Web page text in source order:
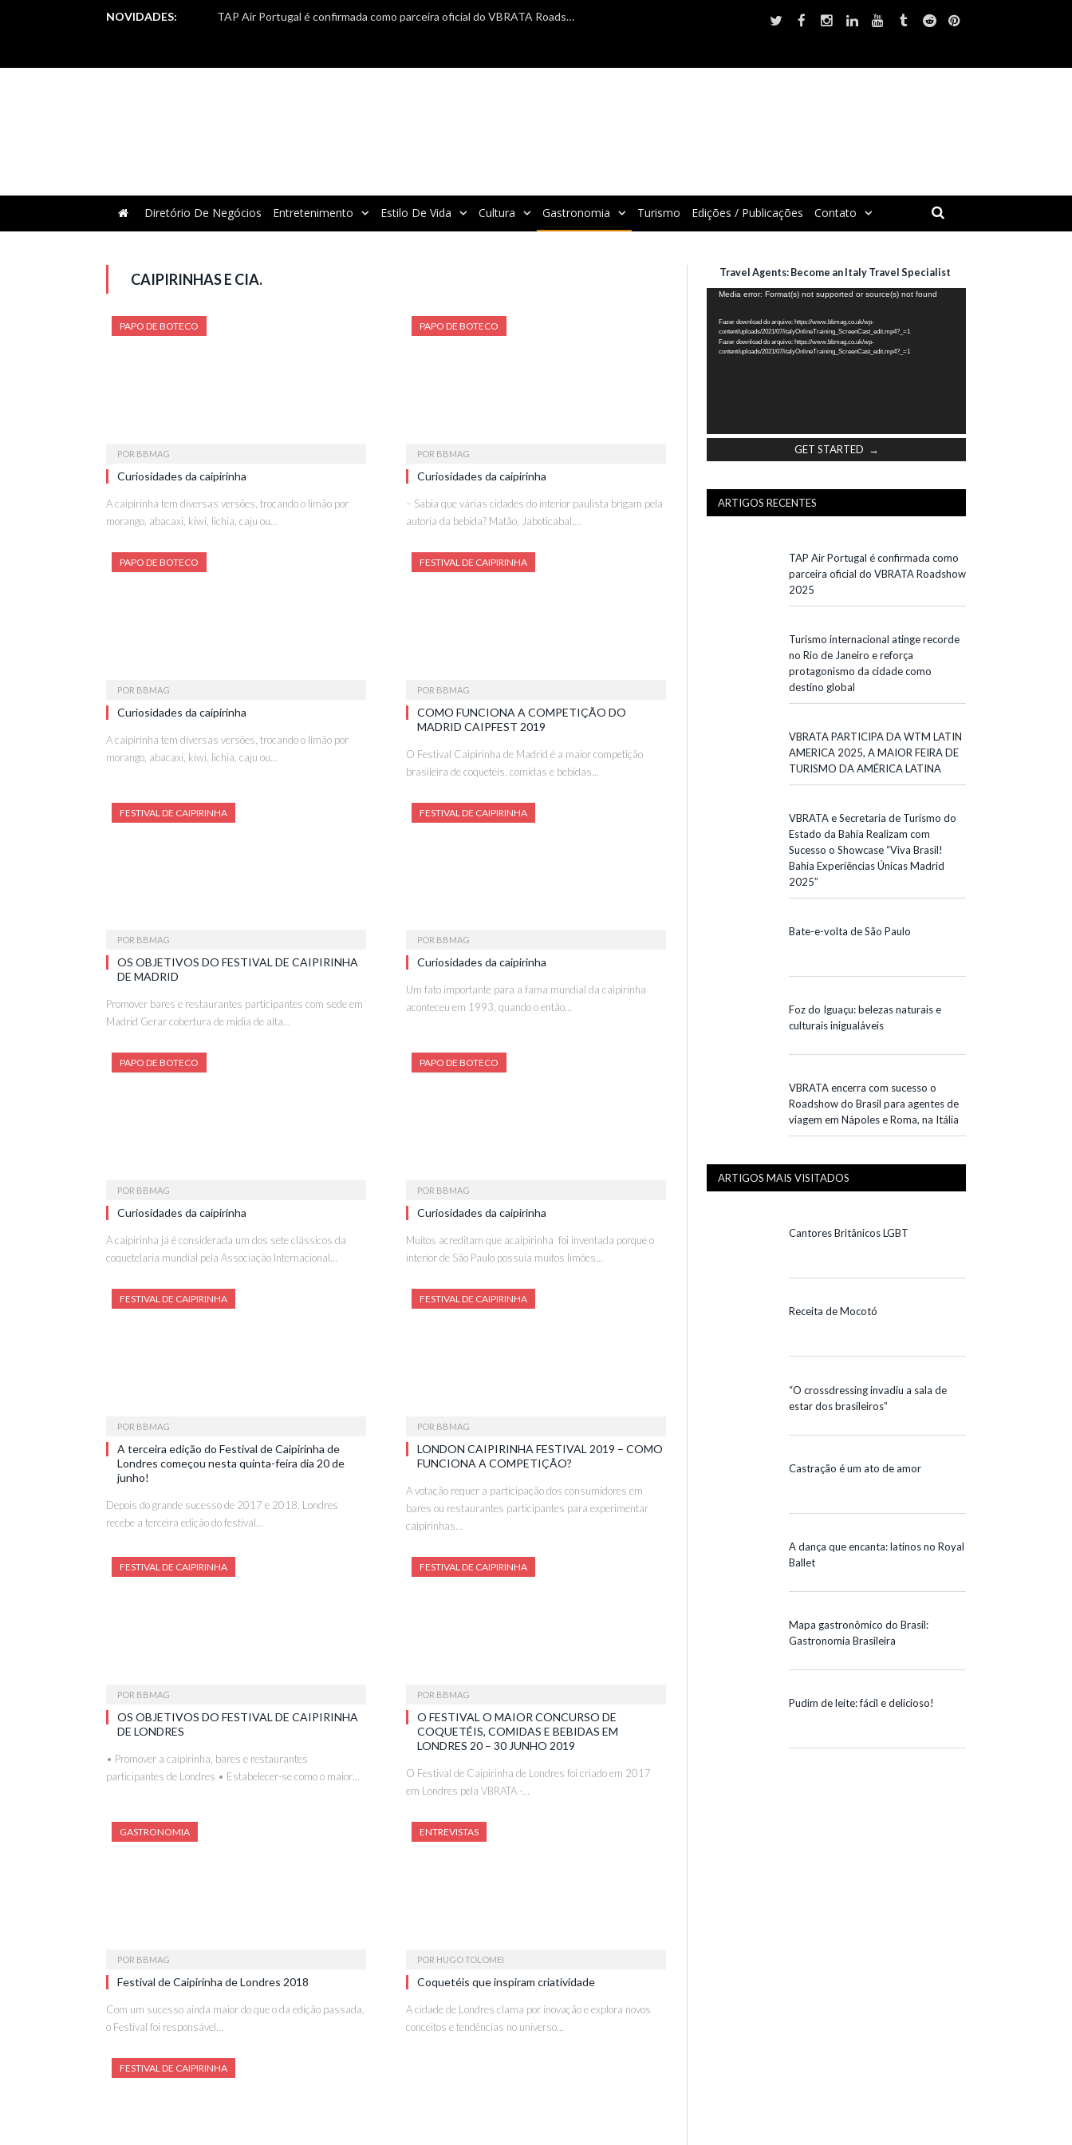
NOVIDADES: TAP Air Portugal é confirmada como parceira oficial do VBRATA Roadshow 2025
Diretório De Negócios Entretenimento Estilo De Vida Cultura Gastronomia Turismo Edições / Publicações Contato
CAIPIRINHAS E CIA.
PAPO DE BOTECO
POR BBMAG
Curiosidades da caipirinha
A caipirinha tem diversas versões, trocando o limão por
morango, abacaxi, kiwi, lichia, caju ou…
PAPO DE BOTECO
POR BBMAG
Curiosidades da caipirinha
– Sabia que várias cidades do interior paulista brigam pela
autoria da bebida? Matão, Jaboticabal,…
PAPO DE BOTECO
POR BBMAG
Curiosidades da caipirinha
A caipirinha tem diversas versões, trocando o limão por
morango, abacaxi, kiwi, lichia, caju ou…
FESTIVAL DE CAIPIRINHA
POR BBMAG
COMO FUNCIONA A COMPETIÇÃO DO
MADRID CAIPFEST 2019
O Festival Caipirinha de Madrid é a maior competição
brasileira de coquetéis, comidas e bebidas…
FESTIVAL DE CAIPIRINHA
POR BBMAG
OS OBJETIVOS DO FESTIVAL DE CAIPIRINHA
DE MADRID
Promover bares e restaurantes participantes com sede em
Madrid Gerar cobertura de mídia de alta…
FESTIVAL DE CAIPIRINHA
POR BBMAG
Curiosidades da caipirinha
Um fato importante para a fama mundial da caipirinha
aconteceu em 1993, quando o então…
PAPO DE BOTECO
POR BBMAG
Curiosidades da caipirinha
A caipirinha já é considerada um dos sete clássicos da
coquetelaria mundial pela Associação Internacional…
PAPO DE BOTECO
POR BBMAG
Curiosidades da caipirinha
Muitos acreditam que acaipirinha foi inventada porque o
interior de São Paulo possuía muitos limões…
FESTIVAL DE CAIPIRINHA
POR BBMAG
A terceira edição do Festival de Caipirinha de
Londres começou nesta quinta-feira dia 20 de
junho!
Depois do grande sucesso de 2017 e 2018, Londres
recebe a terceira edição do festival…
FESTIVAL DE CAIPIRINHA
POR BBMAG
LONDON CAIPIRINHA FESTIVAL 2019 – COMO
FUNCIONA A COMPETIÇÃO?
A votação requer a participação dos consumidores em
bares ou restaurantes participantes para experimentar
caipirinhas…
FESTIVAL DE CAIPIRINHA
POR BBMAG
OS OBJETIVOS DO FESTIVAL DE CAIPIRINHA
DE LONDRES
• Promover a caipirinha, bares e restaurantes
participantes de Londres • Estabelecer-se como o maior…
FESTIVAL DE CAIPIRINHA
POR BBMAG
O FESTIVAL O MAIOR CONCURSO DE
COQUETÉIS, COMIDAS E BEBIDAS EM
LONDRES 20 – 30 JUNHO 2019
O Festival de Caipirinha de Londres foi criado em 2017
em Londres pela VBRATA -…
GASTRONOMIA
POR BBMAG
Festival de Caipirinha de Londres 2018
Com um sucesso ainda maior do que o da edição passada,
o Festival foi responsável…
ENTREVISTAS
POR HUGO TOLOMEI
Coquetéis que inspiram criatividade
A cidade de Londres clama por inovação e explora novos
conceitos e tendências no universo…
FESTIVAL DE CAIPIRINHA
Travel Agents: Become an Italy Travel Specialist
Tocador
vídeo
Media error: Format(s) not supported or source(s) not found
Fazer download do arquivo: https://www.bbmag.co.uk/wp-
content/uploads/2021/07/italyOnlineTraining_ScreenCast_edit.mp4?_=1
Fazer download do arquivo: https://www.bbmag.co.uk/wp-
content/uploads/2021/07/italyOnlineTraining_ScreenCast_edit.mp4?_=1
GET STARTED →
ARTIGOS RECENTES
TAP Air Portugal é confirmada como
parceira oficial do VBRATA Roadshow
2025
Turismo internacional atinge recorde
no Rio de Janeiro e reforça
protagonismo da cidade como
destino global
VBRATA PARTICIPA DA WTM LATIN
AMERICA 2025, A MAIOR FEIRA DE
TURISMO DA AMÉRICA LATINA
VBRATA e Secretaria de Turismo do
Estado da Bahia Realizam com
Sucesso o Showcase “Viva Brasil!
Bahia Experiências Únicas Madrid
2025”
Bate-e-volta de São Paulo
Foz do Iguaçu: belezas naturais e
culturais inigualáveis
VBRATA encerra com sucesso o
Roadshow do Brasil para agentes de
viagem em Nápoles e Roma, na Itália
ARTIGOS MAIS VISITADOS
Cantores Britânicos LGBT
Receita de Mocotó
“O crossdressing invadiu a sala de
estar dos brasileiros”
Castração é um ato de amor
A dança que encanta: latinos no Royal
Ballet
Mapa gastronômico do Brasil:
Gastronomia Brasileira
Pudim de leite: fácil e delicioso!